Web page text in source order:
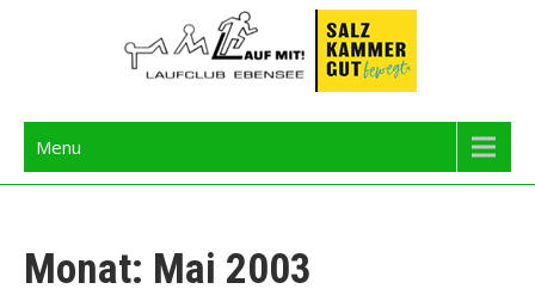
Langbathseelauf
Menu
Monat: Mai 2003